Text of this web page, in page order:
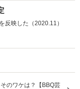
反映した（2020.11）
のワケは？【BBQ芸